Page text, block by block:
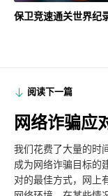
保卫竞速通关世界纪
阅读下一篇
网络诈骗应
我们花费了大量的时
成为网络诈骗目标的
对的最佳方式，网上